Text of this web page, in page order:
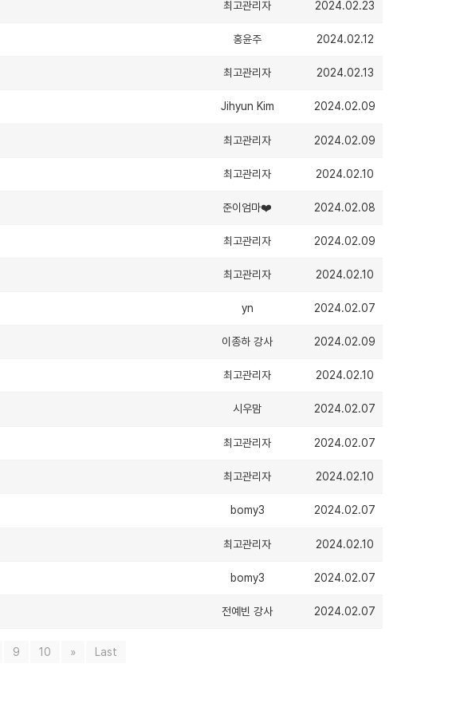
최고관리자 2024.02.23
홍윤주 2024.02.12
최고관리자 2024.02.13
Jihyun Kim 2024.02.09
최고관리자 2024.02.09
최고관리자 2024.02.10
준이엄마❤️ 2024.02.08
최고관리자 2024.02.09
최고관리자 2024.02.10
yn 2024.02.07
이종하 강사 2024.02.09
최고관리자 2024.02.10
시우맘 2024.02.07
최고관리자 2024.02.07
최고관리자 2024.02.10
bomy3 2024.02.07
최고관리자 2024.02.10
bomy3 2024.02.07
전예빈 강사 2024.02.07
9 10 » Last